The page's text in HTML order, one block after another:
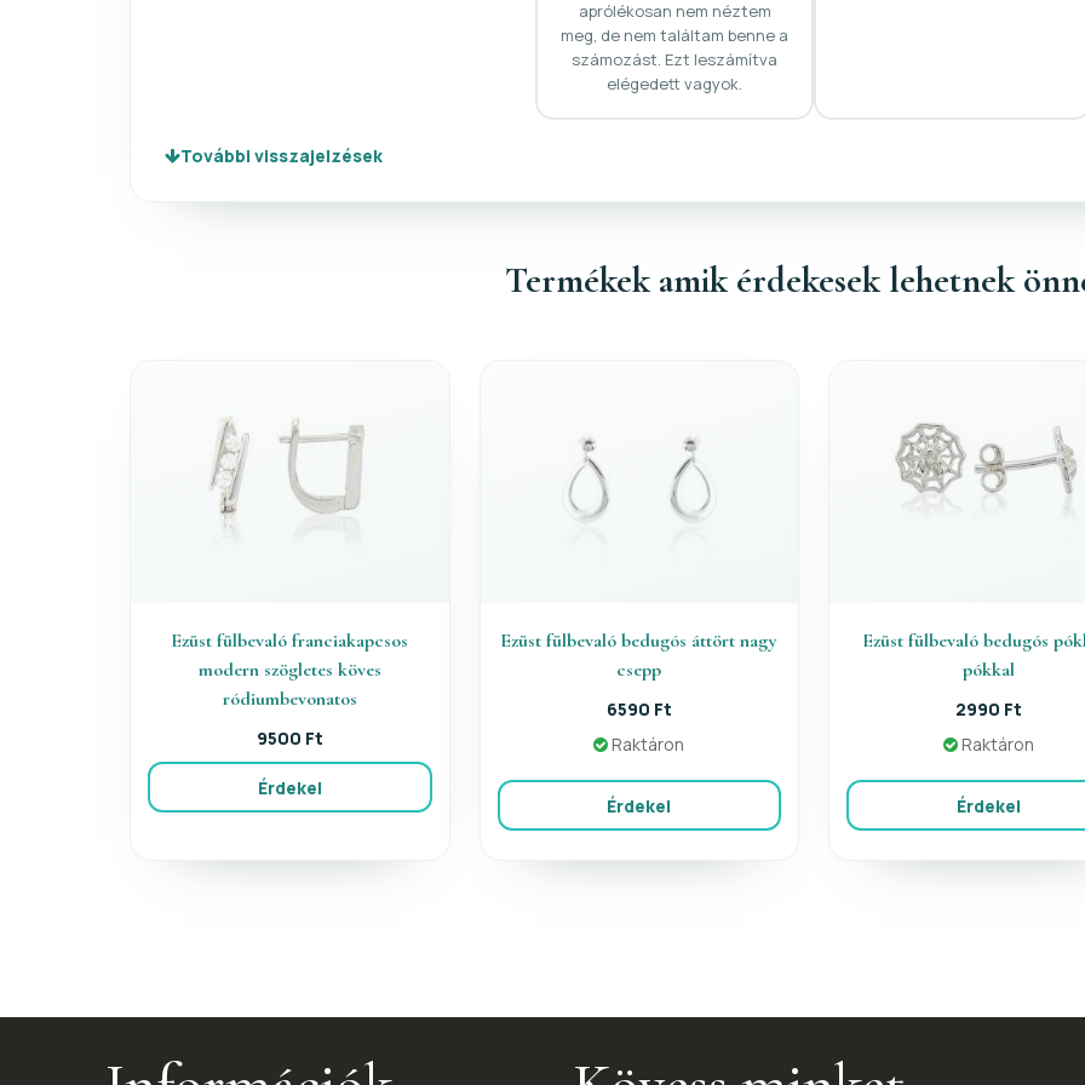
aprólékosan nem néztem
meg, de nem találtam benne a
számozást. Ezt leszámítva
elégedett vagyok.
További visszajelzések
Termékek amik érdekesek lehetnek
Ezüst fülbevaló franciakapcsos
modern szögletes köves
ródiumbevonatos
9500 Ft
Érdekel
Ezüst fülbevaló bedugós áttört nagy
csepp
6590 Ft
Raktáron
Érdekel
Ezüst fülbevaló bedugós
pókkal
2990 Ft
Raktáron
Érdekel